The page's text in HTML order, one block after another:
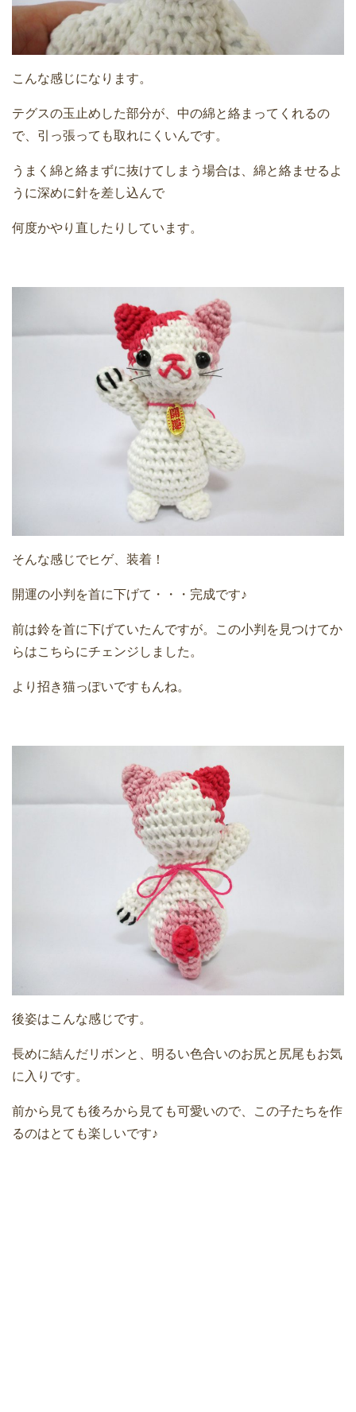
こんな感じになります。
テグスの玉止めした部分が、中の綿と絡まってくれるの
で、引っ張っても取れにくいんです。
うまく綿と絡まずに抜けてしまう場合は、綿と絡ませるよ
うに深めに針を差し込んで
何度かやり直したりしています。
そんな感じでヒゲ、装着！
開運の小判を首に下げて・・・完成です♪
前は鈴を首に下げていたんですが。この小判を見つけてか
らはこちらにチェンジしました。
より招き猫っぽいですもんね。
後姿はこんな感じです。
長めに結んだリボンと、明るい色合いのお尻と尻尾もお気
に入りです。
前から見ても後ろから見ても可愛いので、この子たちを作
るのはとても楽しいです♪